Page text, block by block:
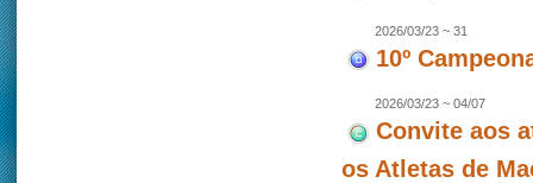
2026/03/23 ~ 31
10º
2026/03/23 ~ 04/07
Convite aos
os Atletas de